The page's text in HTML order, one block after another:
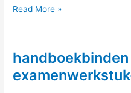
fabelen
Fontaine
-
boekbindtechniek:Engelse
Band
Read More »